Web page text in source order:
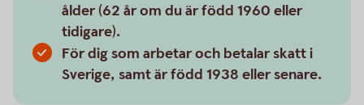
ålder (62 år om du är född 1960 eller
tidigare).
För dig som arbetar och betalar skatt i
Sverige, samt är född 1938 eller senare.